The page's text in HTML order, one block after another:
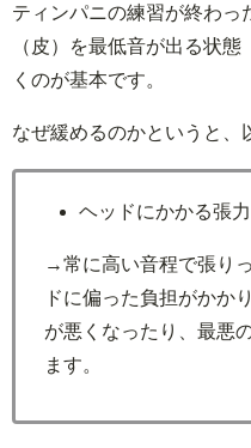
ティンパニの練習が終わっ
（皮）を最低音が出る状
くのが基本です。
なぜ緩めるのかというと、
ヘッドにかかる張
→常に高い音程で張り
ドに偏った負担がかか
が悪くなったり、最悪
ます。